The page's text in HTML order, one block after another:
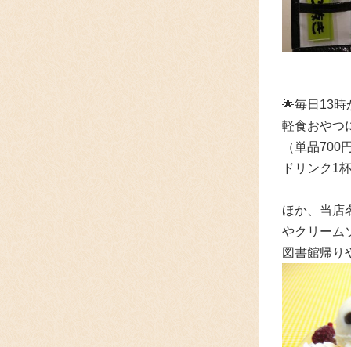
🌟毎日13時
軽食おやつ
（単品700
ドリンク1
ほか、当店
やクリーム
図書館帰り